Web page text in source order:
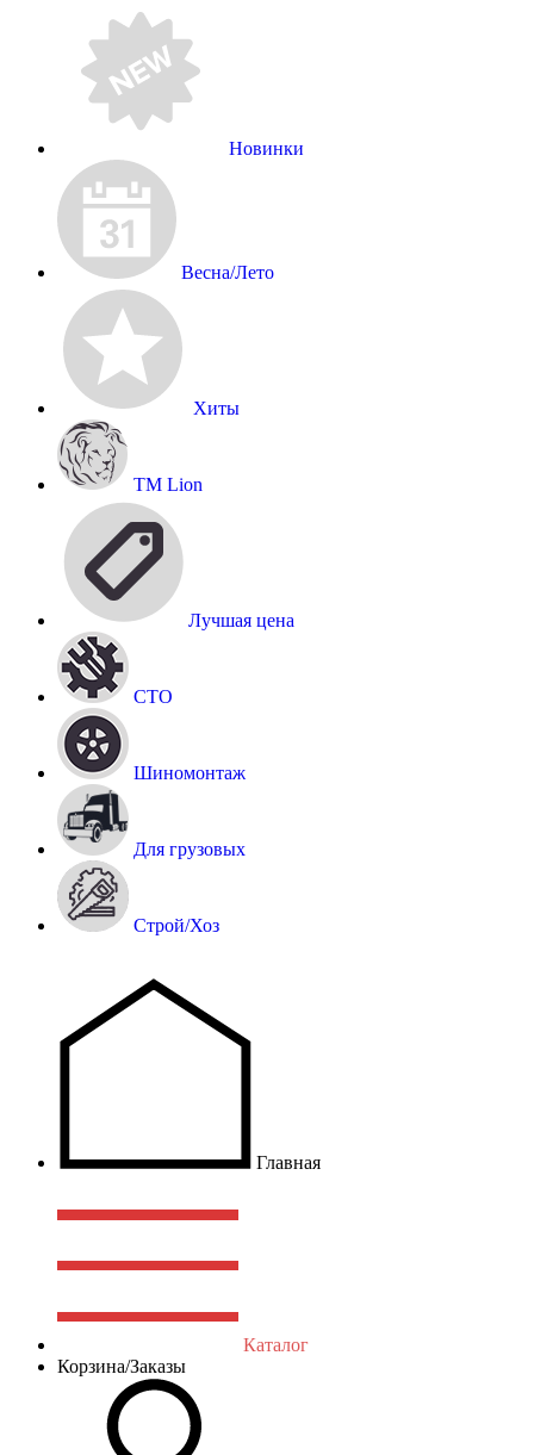
Новинки
Весна/Лето
Хиты
TM Lion
Лучшая цена
СТО
Шиномонтаж
Для грузовых
Строй/Хоз
Главная
Каталог
Корзина/Заказы